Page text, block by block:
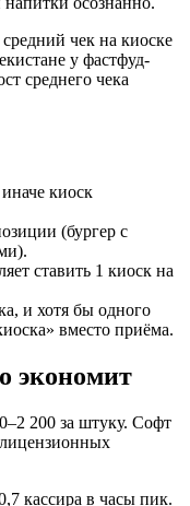
чек на киоске
у фастфуд-
среднего чека
киоск
(бургер с
ставить 1 киоск на
и хотя бы одного
вместо приёма.
экономит
200 за штуку. Софт
кассира в часы пик.